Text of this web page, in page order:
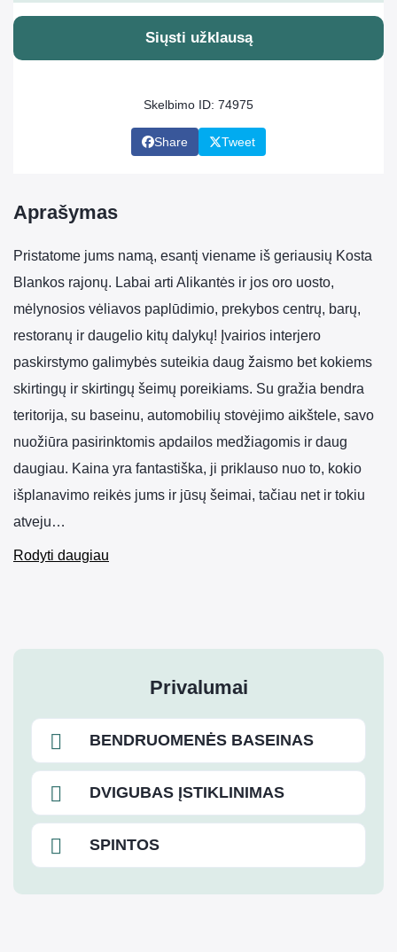
Siųsti užklausą
Skelbimo ID: 74975
Share Tweet
Aprašymas
Pristatome jums namą, esantį viename iš geriausių Kosta
Blankos rajonų. Labai arti Alikantės ir jos oro uosto,
mėlynosios vėliavos paplūdimio, prekybos centrų, barų,
restoranų ir daugelio kitų dalykų! Įvairios interjero
paskirstymo galimybės suteikia daug žaismo bet kokiems
skirtingų ir skirtingų šeimų poreikiams. Su gražia bendra
teritorija, su baseinu, automobilių stovėjimo aikštele, savo
nuožiūra pasirinktomis apdailos medžiagomis ir daug
daugiau. Kaina yra fantastiška, ji priklauso nuo to, kokio
išplanavimo reikės jums ir jūsų šeimai, tačiau net ir tokiu
atveju…
Rodyti daugiau
Privalumai
BENDRUOMENĖS BASEINAS
DVIGUBAS ĮSTIKLINIMAS
SPINTOS